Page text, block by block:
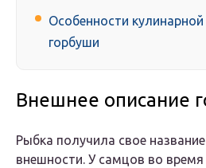
Особенности
горбуши
Внешнее описание
Рыбка получила свое
внешности. У самцов во